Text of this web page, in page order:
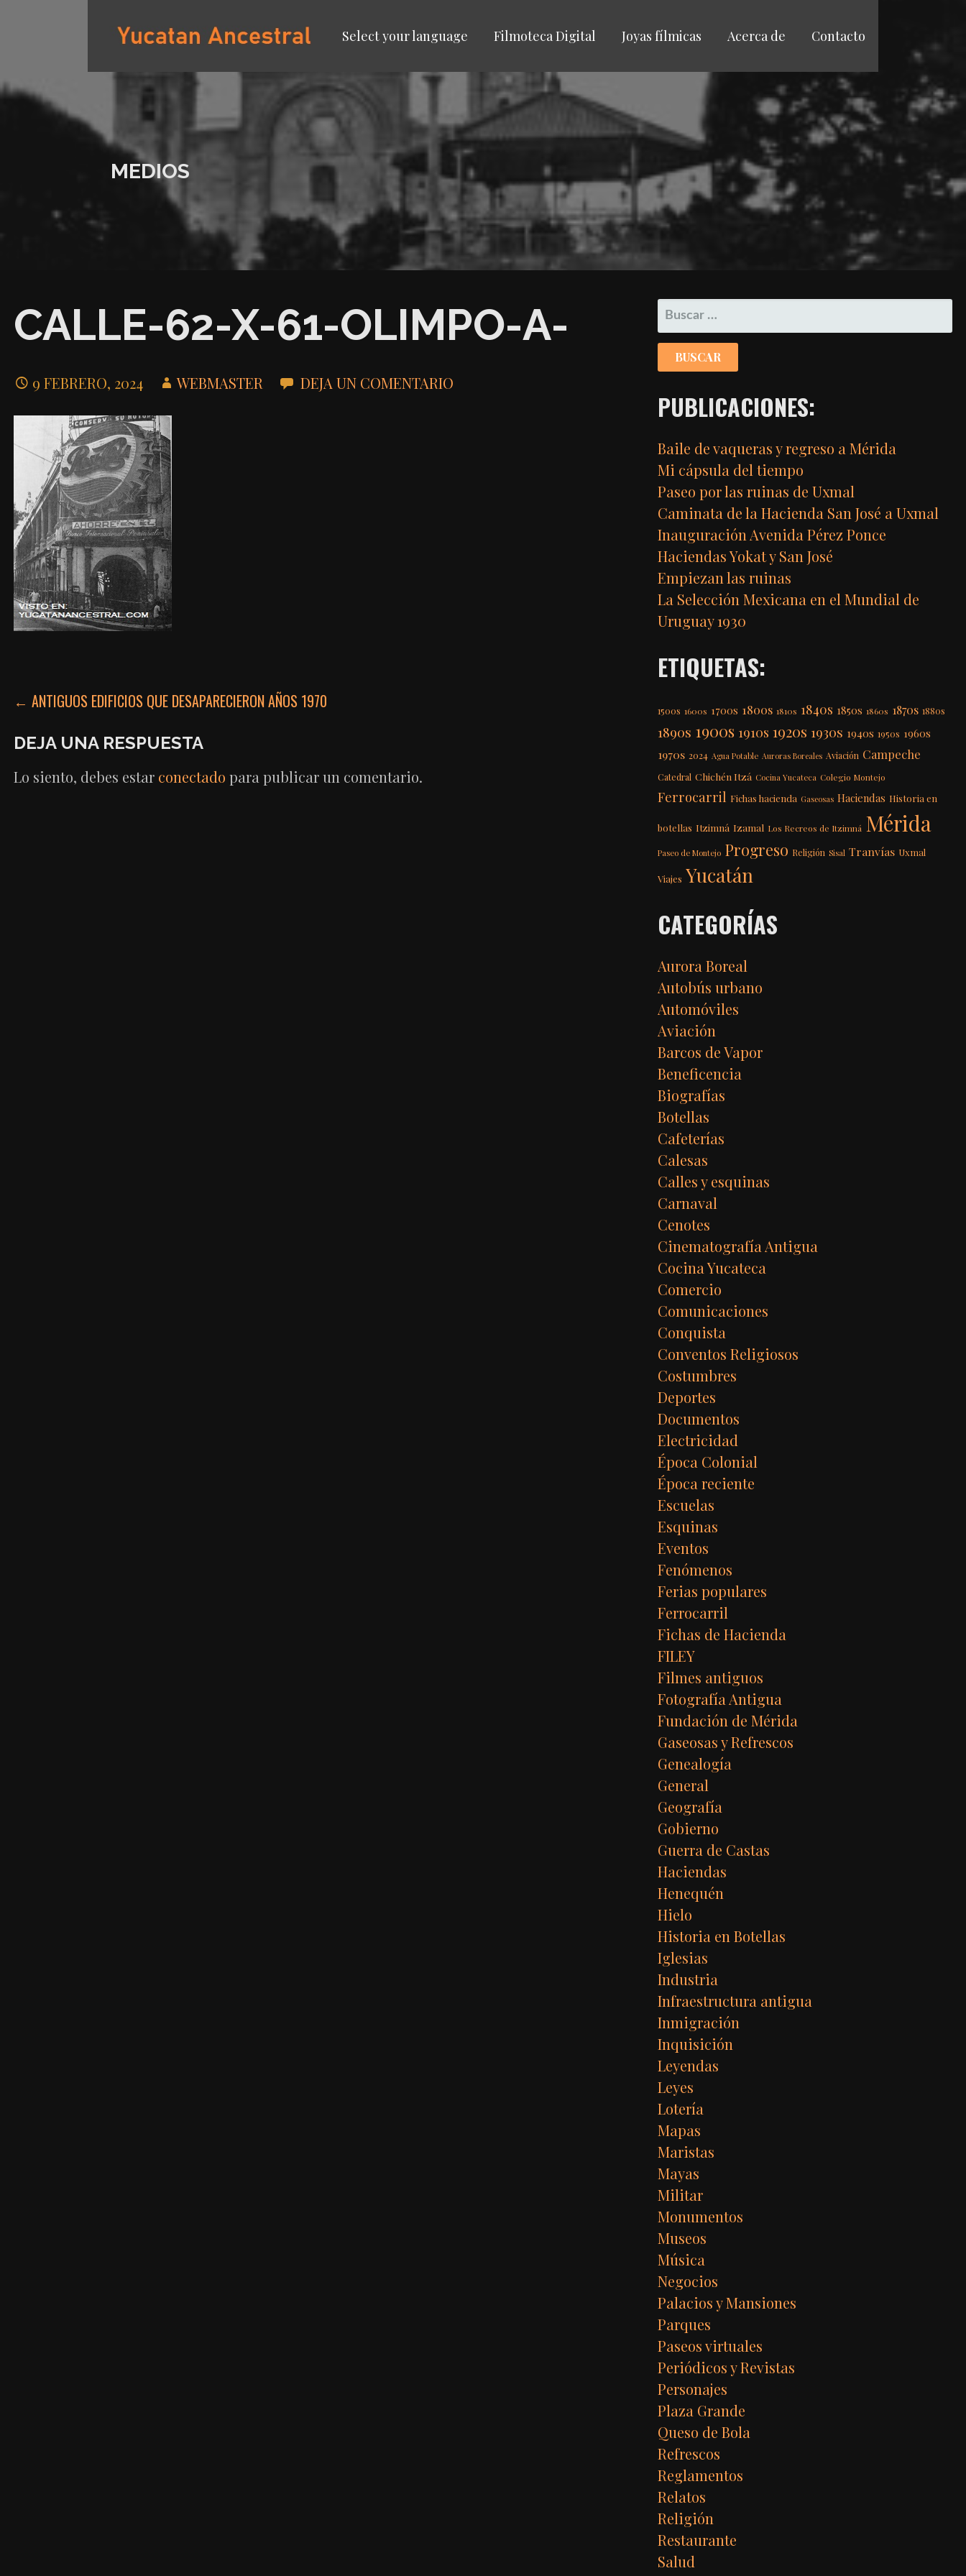
YUCATAN ANCESTRAL
Select your language Filmoteca Digital Joyas fílmicas Acerca de Contacto
MEDIOS
CALLE-62-X-61-OLIMPO-A-
9 FEBRERO, 2024 WEBMASTER DEJA UN COMENTARIO
NAVEGACIÓN
DE
ENTRADAS
← ANTIGUOS EDIFICIOS QUE DESAPARECIERON AÑOS 1970
DEJA UNA RESPUESTA
Lo siento, debes estar conectado para publicar un comentario.
BUSCAR:
PUBLICACIONES:
Baile de vaqueras y regreso a Mérida
Mi cápsula del tiempo
Paseo por las ruinas de Uxmal
Caminata de la Hacienda San José a Uxmal
Inauguración Avenida Pérez Ponce
Haciendas Yokat y San José
Empiezan las ruinas
La Selección Mexicana en el Mundial de
Uruguay 1930
ETIQUETAS:
1500s 1600s 1700s 1800s 1810s 1840s 1850s 1860s 1870s 1880s
1890s 1900s 1910s 1920s 1930s 1940s 1950s 1960s
1970s 2024 Agua Potable Auroras Boreales Aviación Campeche
Catedral Chichén Itzá Cocina Yucateca Colegio Montejo
Ferrocarril Fichas hacienda Gaseosas Haciendas Historia en
botellas Itzimná Izamal Los Recreos de Itzimná Mérida
Paseo de Montejo Progreso Religión Sisal Tranvías Uxmal
Viajes Yucatán
CATEGORÍAS
Aurora Boreal
Autobús urbano
Automóviles
Aviación
Barcos de Vapor
Beneficencia
Biografías
Botellas
Cafeterías
Calesas
Calles y esquinas
Carnaval
Cenotes
Cinematografía Antigua
Cocina Yucateca
Comercio
Comunicaciones
Conquista
Conventos Religiosos
Costumbres
Deportes
Documentos
Electricidad
Época Colonial
Época reciente
Escuelas
Esquinas
Eventos
Fenómenos
Ferias populares
Ferrocarril
Fichas de Hacienda
FILEY
Filmes antiguos
Fotografía Antigua
Fundación de Mérida
Gaseosas y Refrescos
Genealogía
General
Geografía
Gobierno
Guerra de Castas
Haciendas
Henequén
Hielo
Historia en Botellas
Iglesias
Industria
Infraestructura antigua
Inmigración
Inquisición
Leyendas
Leyes
Lotería
Mapas
Maristas
Mayas
Militar
Monumentos
Museos
Música
Negocios
Palacios y Mansiones
Parques
Paseos virtuales
Periódicos y Revistas
Personajes
Plaza Grande
Queso de Bola
Refrescos
Reglamentos
Relatos
Religión
Restaurante
Salud